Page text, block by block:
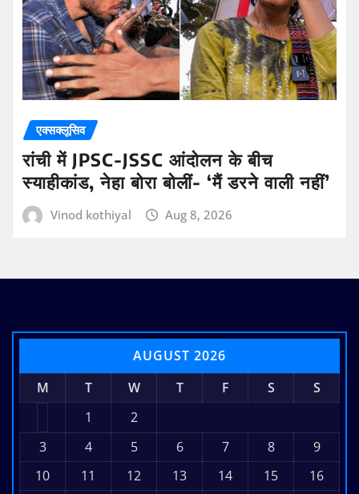
एक्सक्लूसिव
रांची में JPSC-JSSC आंदोलन के बीच
स्याहीकांड, नेहा बोरा बोलीं- ‘मैं डरने वाली नहीं’
Vinod kothiyal Aug 8, 2026
AUGUST 2026
M
T W T F S
S
1
2
3
4 5 6 7 8
9
10
11 12 13 14 15
16